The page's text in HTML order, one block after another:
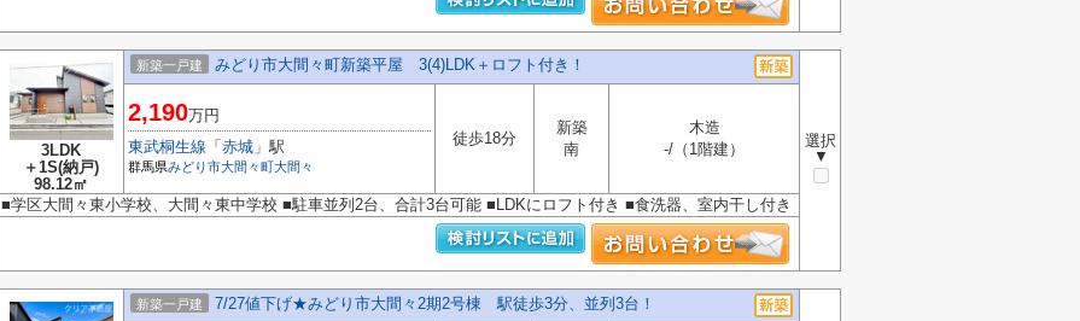
3LDK
＋1S(納戸)
98.12㎡
新築一戸建 みどり市大間々町新築平屋 3(4)LDK＋ロフト付き！
選択
▼
2,190万円
東武桐生線 「 赤城 」駅
群馬県みどり市大間々町大間々
徒歩18分
新築
南
木造
-/（1階建）
■学区大間々東小学校、大間々東中学校 ■駐車並列2台、合計3台可能 ■LDKにロフト付き ■食洗器、室内干し付き
新築一戸建 7/27値下げ★みどり市大間々2期2号棟 駅徒歩3分、並列3台！